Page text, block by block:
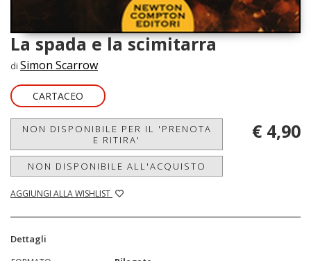
La spada e la scimitarra
di Simon Scarrow
CARTACEO
NON DISPONIBILE PER IL 'PRENOTA
E RITIRA'
NON DISPONIBILE ALL'ACQUISTO
AGGIUNGI ALLA WISHLIST
€ 4,90
Dettagli